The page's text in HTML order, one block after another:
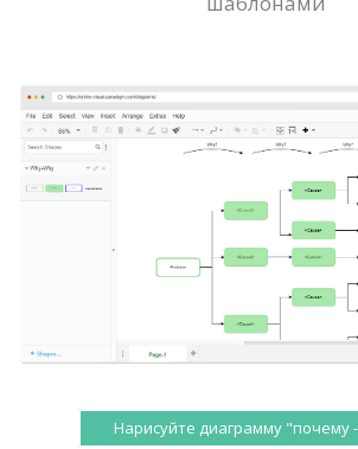
Нарисуйте диаграмму "почему